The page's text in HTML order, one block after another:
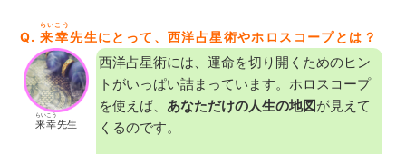
Q. 来幸
らいこう
先生にとって、西洋占星術やホロスコープとは？
来幸
らいこう
先生
西洋占星術には、運命を切り開くためのヒン
トがいっぱい詰まっています。ホロスコープ
を使えば、 あなただけの人生の地図が見えて
くるのです。